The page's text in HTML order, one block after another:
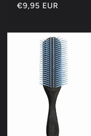
Redovna
€9,95 EUR